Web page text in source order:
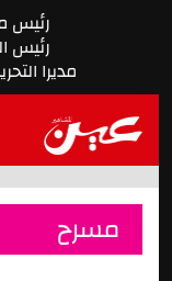
رئيس
رئيس
مديرا
مسرح